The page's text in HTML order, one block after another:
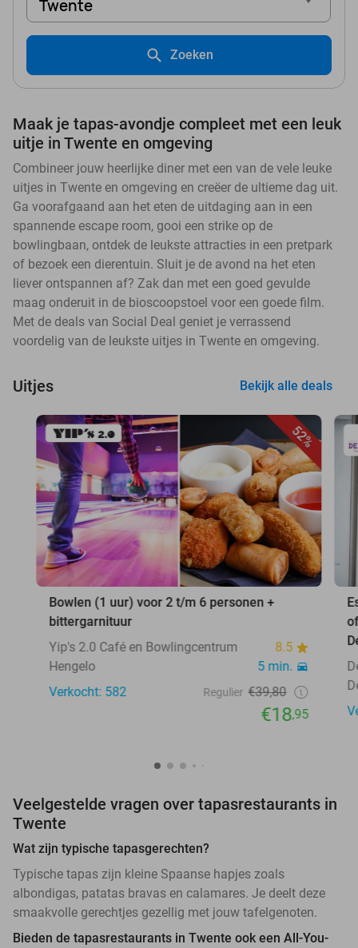
Twente
Zoeken
Maak je tapas-avondje compleet met een leuk
uitje in Twente en omgeving
Combineer jouw heerlijke diner met een van de vele leuke
uitjes in Twente en omgeving en creëer de ultieme dag uit.
Ga voorafgaand aan het eten de uitdaging aan in een
spannende escape room, gooi een strike op de
bowlingbaan, ontdek de leukste attracties in een pretpark
of bezoek een dierentuin. Sluit je de avond na het eten
liever ontspannen af? Zak dan met een goed gevulde
maag onderuit in de bioscoopstoel voor een goede film.
Met de deals van Social Deal geniet je verrassend
voordelig van de leukste uitjes in Twente en omgeving.
Uitjes Bekijk alle deals
52%
Bowlen (1 uur) voor 2 t/m 6 personen +
bittergarnituur
Yip's 2.0 Café en Bowlingcentrum
8.5
Hengelo
5 min.
Verkocht: 582
Regulier €39,80
€18,95
Veelgestelde vragen over tapasrestaurants in
Twente
Wat zijn typische tapasgerechten?
Typische tapas zijn kleine Spaanse hapjes zoals
albondigas, patatas bravas en calamares. Je deelt deze
smaakvolle gerechtjes gezellig met jouw tafelgenoten.
Bieden de tapasrestaurants in Twente ook een All-You-